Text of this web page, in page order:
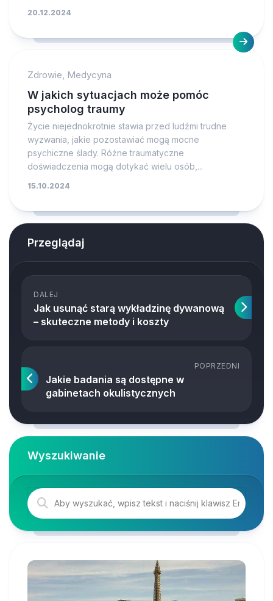
20.12.2024
Zdrowie, Medycyna
W jakich sytuacjach może pomóc
psycholog traumy
Życie niejednokrotnie stawia przed ludźmi trudne
wyzwania, jakie pozostawiać mogą mocne
psychiczne ślady. Różne traumatyczne
doświadczenia mogą dotykać wielu osób,...
15.10.2024
Przeglądaj
DALEJ
Jak usunąć starą wykładzinę dywanową
– skuteczne metody i koszty
POPRZEDNI
Jakie badania są dostępne w
gabinetach okulistycznych
Wyszukiwanie